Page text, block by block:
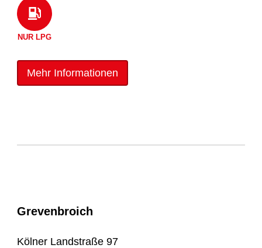
NUR LPG
Mehr Informationen
Grevenbroich
Kölner Landstraße 97